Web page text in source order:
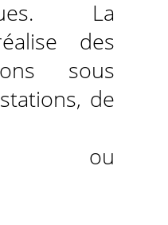
La
des
sous
de
ou